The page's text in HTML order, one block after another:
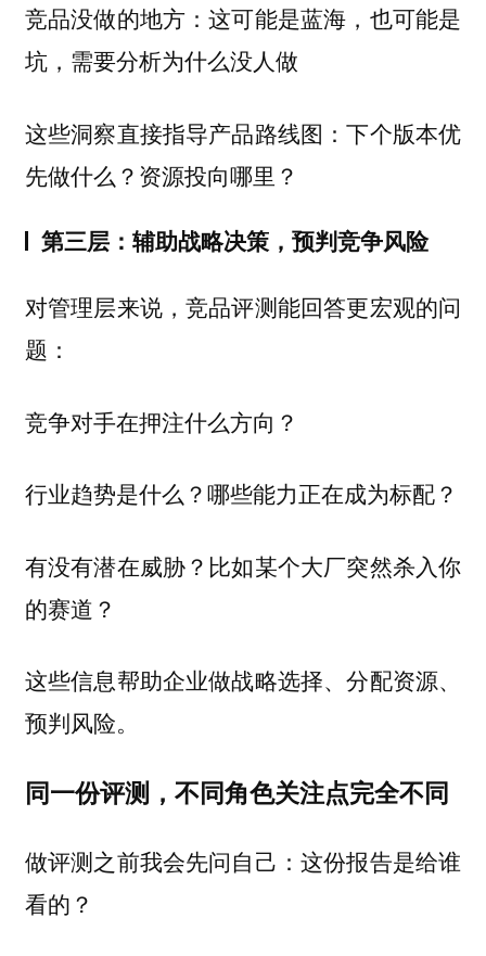
竞品没做的地方：这可能是蓝海，也可能是
坑，需要分析为什么没人做
这些洞察直接指导产品路线图：下个版本优
先做什么？资源投向哪里？
第三层：辅助战略决策，预判竞争风险
对管理层来说，竞品评测能回答更宏观的问
题：
竞争对手在押注什么方向？
行业趋势是什么？哪些能力正在成为标配？
有没有潜在威胁？比如某个大厂突然杀入你
的赛道？
这些信息帮助企业做战略选择、分配资源、
预判风险。
同一份评测，不同角色关注点完全不同
做评测之前我会先问自己：这份报告是给谁
看的？